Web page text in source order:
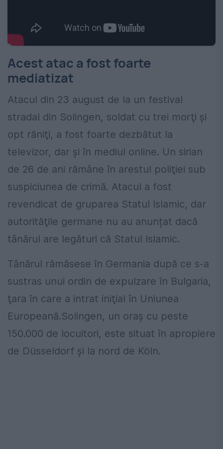
Acest atac a fost foarte
mediatizat
Atacul din 23 august de la un festival
stradal din Solingen, soldat cu trei morţi şi
opt răniţi, a fost foarte dezbătut la
televizor, dar și în mediul online. Un sirian
de 26 de ani rămâne în arestul poliţiei sub
suspiciunea de crimă. Atacul a fost
revendicat de gruparea Statul Islamic, dar
autorităţile germane nu au anunțat dacă
tânărul are legături că Statul Islamic.
Tânărul rămăsese în Germania după ce s-a
sustras unui ordin de expulzare în Bulgaria,
ţara în care a intrat iniţial în Uniunea
Europeană.Solingen, un oraş cu peste
150.000 de locuitori, este situat în apropiere
de Düsseldorf şi la nord de Köln.